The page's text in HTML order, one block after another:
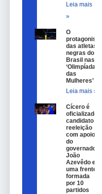
Leia mais
»
O
protagonismo
das atletas
negras do
Brasil nas
‘Olimpíadas
das
Mulheres’
Leia mais »
Cícero é
oficializado
candidato a
reeleição
com apoio
do
governador
João
Azevêdo e
uma frente
formada
por 10
partidos